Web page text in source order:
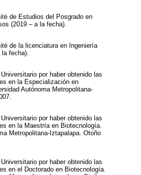
de Estudios del Posgrado en
(2019 – a la fecha).
de la licenciatura en Ingeniería
la fecha).
por haber obtenido las
en la Especialización en
Autónoma Metropolitana-
por haber obtenido las
en la Maestría en Biotecnología.
Metropolitana-Iztapalapa. Otoño
por haber obtenido las
en el Doctorado en Biotecnología.